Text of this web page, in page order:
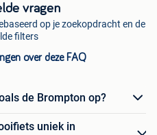
vragen
op je zoekopdracht en de
filters
over deze FAQ
de Brompton op?
uniek in